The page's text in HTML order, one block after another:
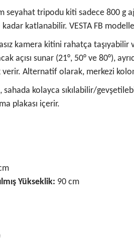
seyahat tripodu kiti sadece 800 g
katlanabilir. VESTA FB
kamera kitini rahatça
açısı sunar (21°, 50° ve 80°),
verir. Alternatif olarak, merkezi
sahada kolayca sıkılabilir/
plakası içerir.
Yükseklik: 90 cm